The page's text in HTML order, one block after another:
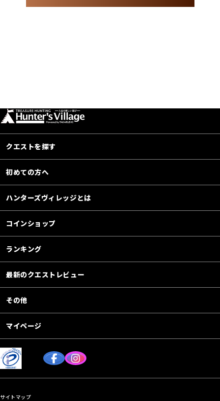
クエストを探す
初めての方へ
ハンターズヴィレッジとは
コインショップ
ランキング
最新のクエストレビュー
その他
マイページ
サイトマップ